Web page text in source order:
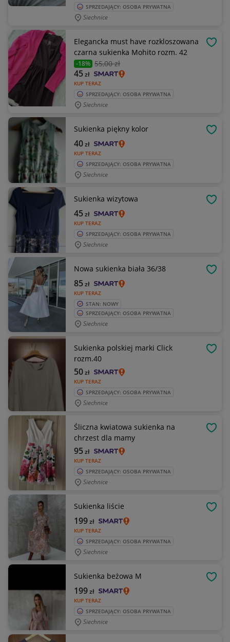
SPRZEDAJĄCY: OSOBA PRYWATNA
Siechnice
Elegancka must have rozkloszowana
czarna sukienka Mohito rozm. 42
-18% 55,00 zł
KUP TERAZ
45zł
SPRZEDAJĄCY: OSOBA PRYWATNA
Siechnice
Sukienka piękny kolor
KUP TERAZ
40zł
SPRZEDAJĄCY: OSOBA PRYWATNA
Siechnice
Sukienka wizytowa
KUP TERAZ
45zł
SPRZEDAJĄCY: OSOBA PRYWATNA
Siechnice
Nowa sukienka biała 36/38
KUP TERAZ
85zł
STAN: NOWY
SPRZEDAJĄCY: OSOBA PRYWATNA
Siechnice
Sukienka polskiej marki Click
rozm.40
KUP TERAZ
50zł
SPRZEDAJĄCY: OSOBA PRYWATNA
Siechnice
Śliczna kwiatowa sukienka na
chrzest dla mamy
KUP TERAZ
95zł
SPRZEDAJĄCY: OSOBA PRYWATNA
Siechnice
Sukienka liście
KUP TERAZ
199zł
SPRZEDAJĄCY: OSOBA PRYWATNA
Siechnice
Sukienka beżowa M
KUP TERAZ
199zł
SPRZEDAJĄCY: OSOBA PRYWATNA
Siechnice